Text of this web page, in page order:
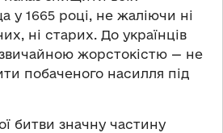
у 1665 році, не жаліючи ні
ні старих. До українців
жорстокістю — не
побаченого насилля під
битви значну частину